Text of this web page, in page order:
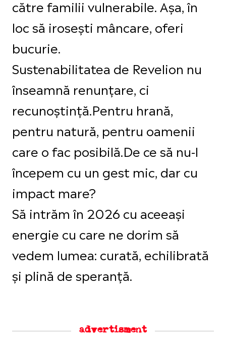
către familii vulnerabile. Așa, în
loc să irosești mâncare, oferi
bucurie.
Sustenabilitatea de Revelion nu
înseamnă renunțare, ci
recunoștință.Pentru hrană,
pentru natură, pentru oamenii
care o fac posibilă.De ce să nu-l
începem cu un gest mic, dar cu
impact mare?
Să intrăm în 2026 cu aceeași
energie cu care ne dorim să
vedem lumea: curată, echilibrată
și plină de speranță.
advertisment